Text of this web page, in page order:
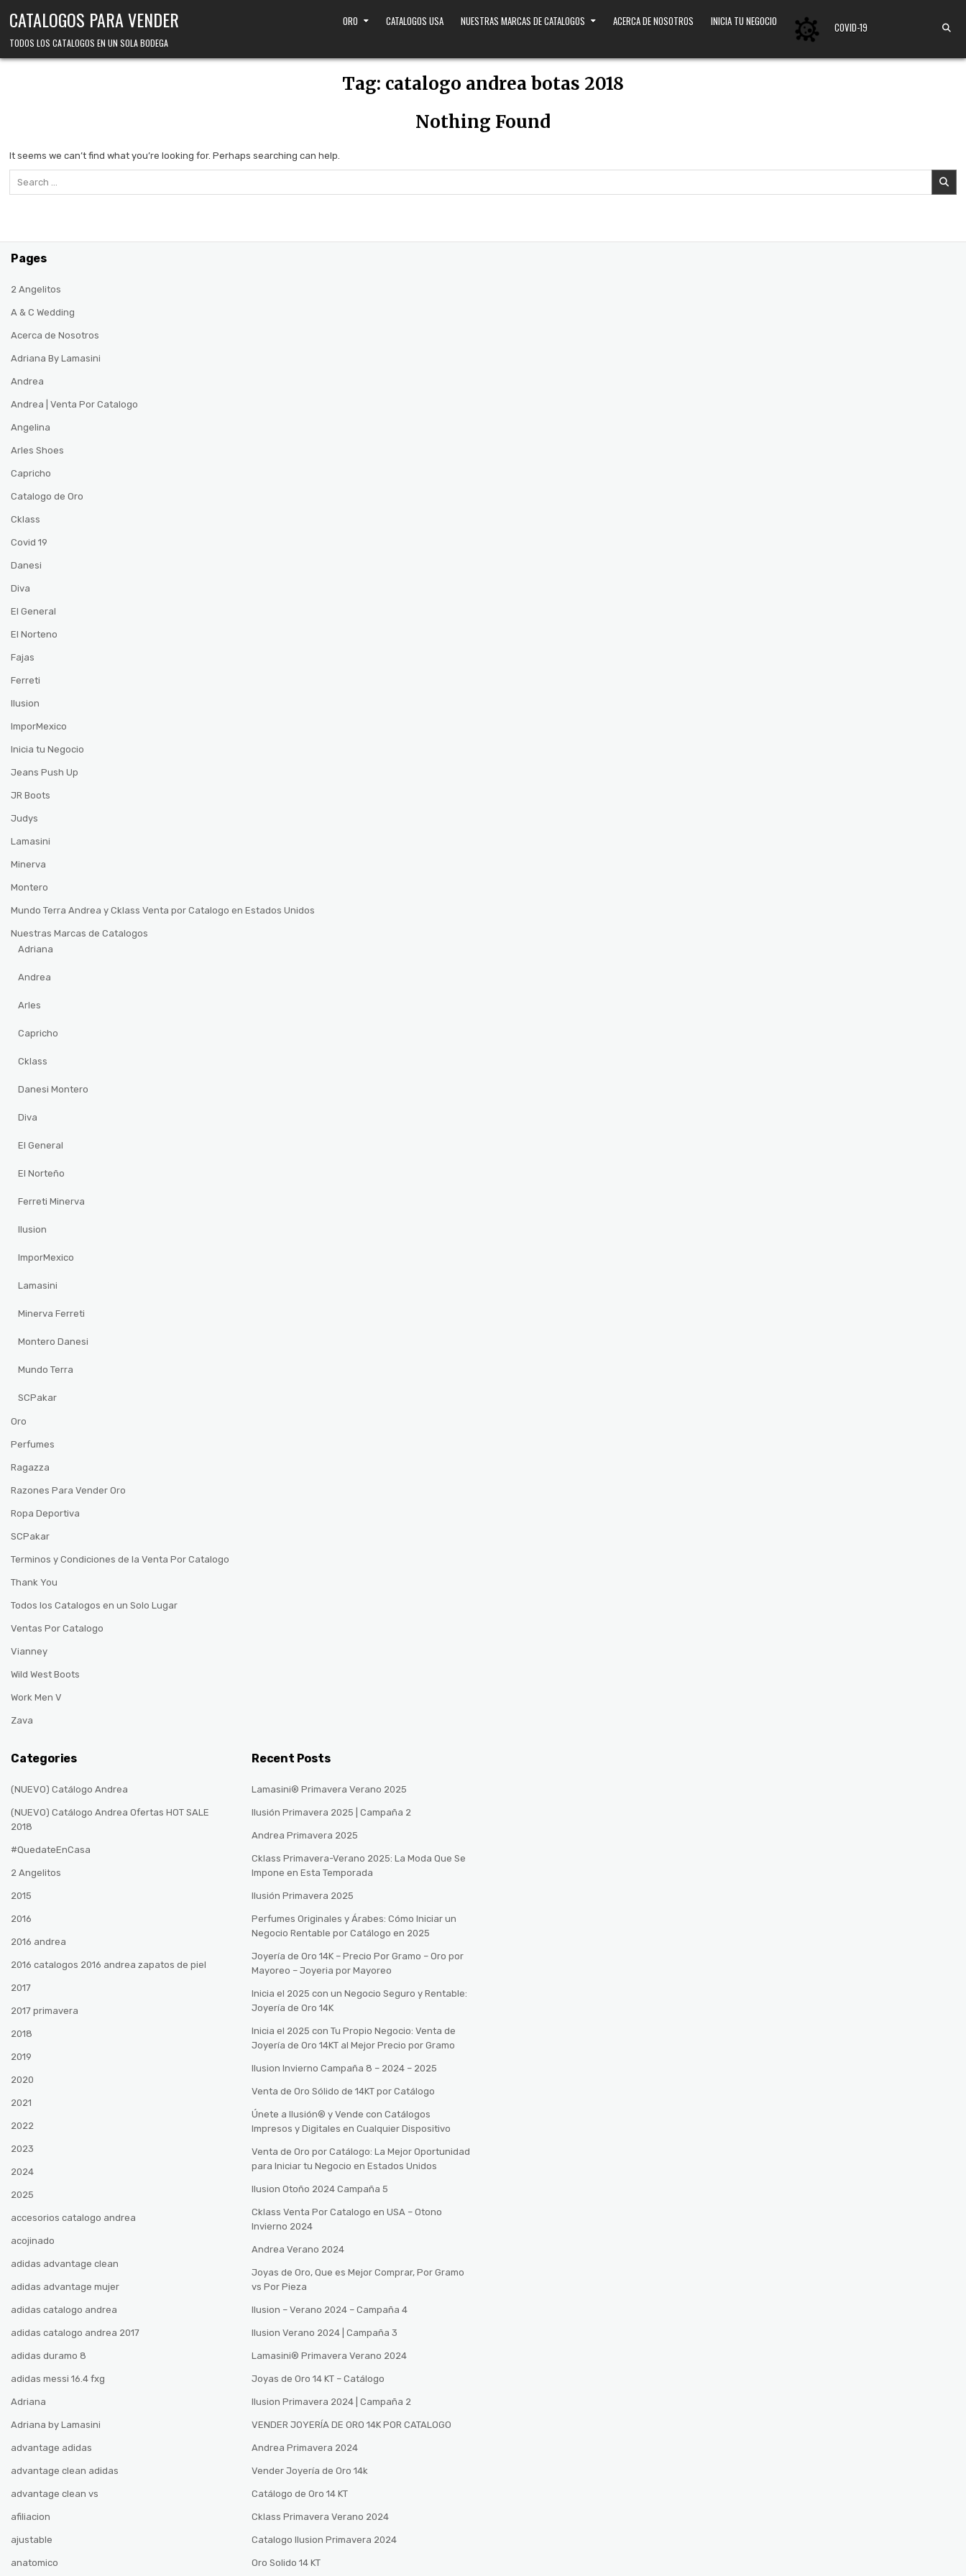
CATALOGOS PARA VENDER
TODOS LOS CATALOGOS EN UN SOLA BODEGA
ORO CATALOGOS USA NUESTRAS MARCAS DE CATALOGOS ACERCA DE NOSOTROS INICIA TU NEGOCIO COVID-19
Tag: catalogo andrea botas 2018
Nothing Found
It seems we can’t find what you’re looking for. Perhaps searching can help.
Pages
2 Angelitos
A & C Wedding
Acerca de Nosotros
Adriana By Lamasini
Andrea
Andrea | Venta Por Catalogo
Angelina
Arles Shoes
Capricho
Catalogo de Oro
Cklass
Covid 19
Danesi
Diva
El General
El Norteno
Fajas
Ferreti
Ilusion
ImporMexico
Inicia tu Negocio
Jeans Push Up
JR Boots
Judys
Lamasini
Minerva
Montero
Mundo Terra Andrea y Cklass Venta por Catalogo en Estados Unidos
Nuestras Marcas de Catalogos
Adriana
Andrea
Arles
Capricho
Cklass
Danesi Montero
Diva
El General
El Norteño
Ferreti Minerva
Ilusion
ImporMexico
Lamasini
Minerva Ferreti
Montero Danesi
Mundo Terra
SCPakar
Oro
Perfumes
Ragazza
Razones Para Vender Oro
Ropa Deportiva
SCPakar
Terminos y Condiciones de la Venta Por Catalogo
Thank You
Todos los Catalogos en un Solo Lugar
Ventas Por Catalogo
Vianney
Wild West Boots
Work Men V
Zava
Categories
(NUEVO) Catálogo Andrea
(NUEVO) Catálogo Andrea Ofertas HOT SALE
2018
#QuedateEnCasa
2 Angelitos
2015
2016
2016 andrea
2016 catalogos 2016 andrea zapatos de piel
2017
2017 primavera
2018
2019
2020
2021
2022
2023
2024
2025
accesorios catalogo andrea
acojinado
adidas advantage clean
adidas advantage mujer
adidas catalogo andrea
adidas catalogo andrea 2017
adidas duramo 8
adidas messi 16.4 fxg
Adriana
Adriana by Lamasini
advantage adidas
advantage clean adidas
advantage clean vs
afiliacion
ajustable
anatomico
Recent Posts
Lamasini® Primavera Verano 2025
Ilusión Primavera 2025 | Campaña 2
Andrea Primavera 2025
Cklass Primavera-Verano 2025: La Moda Que Se
Impone en Esta Temporada
Ilusión Primavera 2025
Perfumes Originales y Árabes: Cómo Iniciar un
Negocio Rentable por Catálogo en 2025
Joyería de Oro 14K – Precio Por Gramo – Oro por
Mayoreo – Joyeria por Mayoreo
Inicia el 2025 con un Negocio Seguro y Rentable:
Joyería de Oro 14K
Inicia el 2025 con Tu Propio Negocio: Venta de
Joyería de Oro 14KT al Mejor Precio por Gramo
Ilusion Invierno Campaña 8 – 2024 – 2025
Venta de Oro Sólido de 14KT por Catálogo
Únete a Ilusión® y Vende con Catálogos
Impresos y Digitales en Cualquier Dispositivo
Venta de Oro por Catálogo: La Mejor Oportunidad
para Iniciar tu Negocio en Estados Unidos
Ilusion Otoño 2024 Campaña 5
Cklass Venta Por Catalogo en USA – Otono
Invierno 2024
Andrea Verano 2024
Joyas de Oro, Que es Mejor Comprar, Por Gramo
vs Por Pieza
Ilusion – Verano 2024 – Campaña 4
Ilusion Verano 2024 | Campaña 3
Lamasini®️ Primavera Verano 2024
Joyas de Oro 14 KT – Catálogo
Ilusion Primavera 2024 | Campaña 2
VENDER JOYERÍA DE ORO 14K POR CATALOGO
Andrea Primavera 2024
Vender Joyería de Oro 14k
Catálogo de Oro 14 KT
Cklass Primavera Verano 2024
Catalogo Ilusion Primavera 2024
Oro Solido 14 KT